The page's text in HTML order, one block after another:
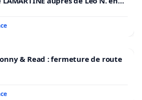
& Read : fermeture de route